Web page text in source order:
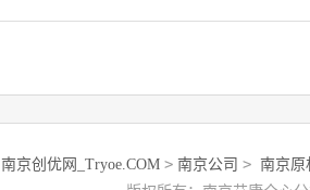
南京创优网_Tryoe.COM > 南京公司 > 南京原